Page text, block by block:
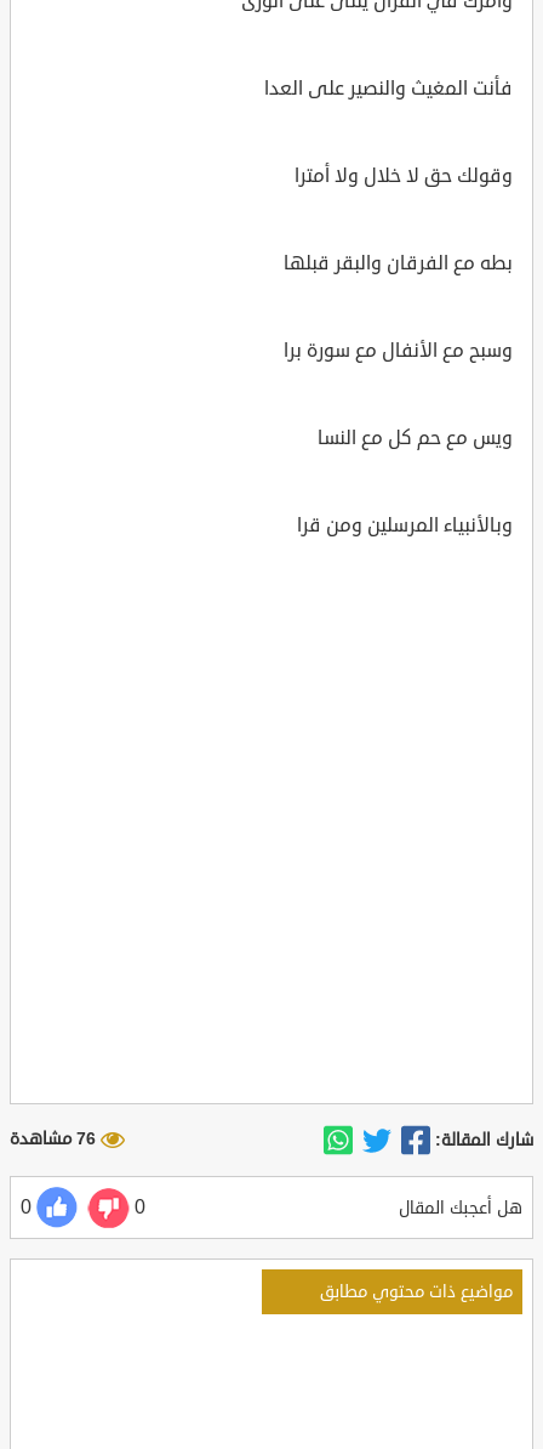
فأنت المغيث والنصير على العدا
وقولك حق لا خلال ولا أمترا
بطه مع الفرقان والبقر قبلها
وسبح مع الأنفال مع سورة برا
ويس مع حم كل مع النسا
وبالأنبياء المرسلين ومن قرا
شارك المقالة: 76 مشاهدة
هل أعجبك المقال 0
0
مواضيع ذات محتوي مطابق